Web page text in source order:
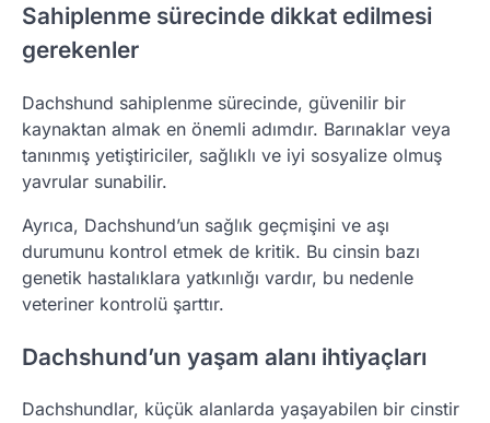
Sahiplenme sürecinde dikkat edilmesi
gerekenler
Dachshund sahiplenme sürecinde, güvenilir bir
kaynaktan almak en önemli adımdır. Barınaklar veya
tanınmış yetiştiriciler, sağlıklı ve iyi sosyalize olmuş
yavrular sunabilir.
Ayrıca, Dachshund’un sağlık geçmişini ve aşı
durumunu kontrol etmek de kritik. Bu cinsin bazı
genetik hastalıklara yatkınlığı vardır, bu nedenle
veteriner kontrolü şarttır.
Dachshund’un yaşam alanı ihtiyaçları
Dachshundlar, küçük alanlarda yaşayabilen bir cinstir